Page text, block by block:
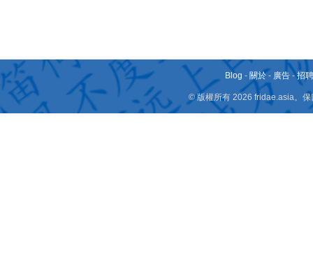
Blog - 關於 - 廣告 -招
© 版權所有 2026 fridae.asia。